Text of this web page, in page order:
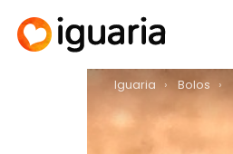
You are here:
Iguaria Bolos